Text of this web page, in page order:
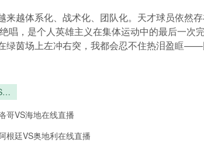
来越体系化、战术化、团队化。天才球员依然
唱，是个人英雄主义在集体运动中的最后一次
绿茵场上左冲右突，我都会忍不住热泪盈眶
卡
尔哥VS海地在线直播
根廷VS奥地利在线直播